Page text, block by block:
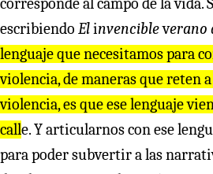
escribiendo Elinvencibleverano
lenguaje que necesitamos para
violencia, de maneras que reten
violencia, es que ese lenguaje
calle. Y articularnos con ese
para poder subvertir a las